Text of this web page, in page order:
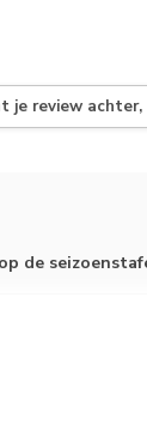
je review
de